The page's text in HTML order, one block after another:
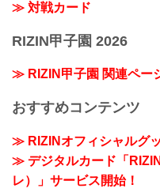
≫ 対戦カード
RIZIN甲子園 2026
≫ RIZIN甲子園 関連ペー
おすすめコンテンツ
≫ RIZINオフィシャルグ
≫ デジタルカード「
レ）」サービス開始！